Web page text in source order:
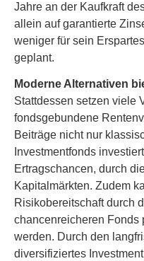
Jahre an der Kaufkraft
allein auf garantierte
weniger für sein
geplant.
Moderne Alternativen
Stattdessen setzen viele
fondsgebundene
Beiträge nicht nur
Investmentfonds
Ertragschancen, durch
Kapitalmärkten. Zudem
Risikobereitschaft durch
chancenreicheren Fonds
werden. Durch den
diversifiziertes